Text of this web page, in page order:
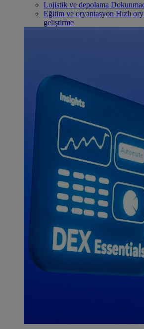
Lojistik ve depolama
Eğitim ve oryantasyon Hızlı
geliştirme